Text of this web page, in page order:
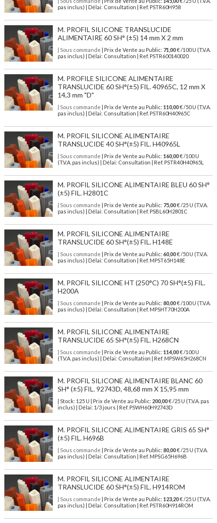
pas inclus) | Délai: Consultation | Ref. PSTR60H958
M. PROFIL SILICONE TRANSLUCIDE
ALIMENTAIRE 60 SH° (±5) 14 mm X 2 mm
| Sous commande | Prix de Vente au Public: 71,00€ /100 U (T.V.A.
pas inclus) | Délai: Consultation | Ref. PSTR600140020
M. PROFILE SILICONE ALIMENTAIRE
TRANSLUCIDE 60 SH°(±5) FIL. 40965C, 12 mm X
14,3 mm "D"
| Sous commande | Prix de Vente au Public: 110,00€ /50 U (T.V.A.
pas inclus) | Délai: Consultation | Ref. PSTR60H40965C
M. PROFIL SILICONE ALIMENTAIRE
TRANSLUCIDE 40 SH°(±5) FIL. H40965L
| Sous commande | Prix de Vente au Public: 160,00€ /100 U
(T.V.A. pas inclus) | Délai: Consultation | Ref. PSTR40H40965L
M. PROFIL SILICONE ALIMENTAIRE BLEU 60 SH°
(±5) FIL. H2801C
| Sous commande | Prix de Vente au Public: 75,00€ /25 U (T.V.A.
pas inclus) | Délai: Consultation | Ref. PSBL60H2801C
M. PROFIL SILICONE ALIMENTAIRE
TRANSLUCIDE 60 SH°(±5) FIL. H148E
| Sous commande | Prix de Vente au Public: 60,00€ /50 U (T.V.A.
pas inclus) | Délai: Consultation | Ref. MPST65H148E
M. PROFIL SILICONE HT (250°C) 70 SH°(±5) FIL.
H200A
| Sous commande | Prix de Vente au Public: 80,00€ /100 U (T.V.A.
pas inclus) | Délai: Consultation | Ref. MPSHT70H200A
M. PROFIL SILICONE ALIMENTAIRE
TRANSLUCIDE 65 SH°(±5) FIL. H268CN
| Sous commande | Prix de Vente au Public: 114,00€ /100 U
(T.V.A. pas inclus) | Délai: Consultation | Ref. MPSW65H268CN
M. PROFIL SILICONE ALIMENTAIRE BLANC 60
SH° (±5) FIL. 92743D, 48,68 mm X 15,95 mm
| Stock: 125 U | Prix de Vente au Public: 200,00€/25 U (T.V.A. pas
inclus)
| Délai: 1/3 jours | Ref. PSWH60H92743D
M. PROFIL SILICONE ALIMENTAIRE GRIS 65 SH°
(±5) FIL. H696B
| Sous commande | Prix de Vente au Public: 80,00€ /25 U (T.V.A.
pas inclus) | Délai: Consultation | Ref. MPSG65H696B
M. PROFIL SILICONE ALIMENTAIRE
TRANSLUCIDE 60 SH°(±5) FIL. H914ROM
| Sous commande | Prix de Vente au Public: 123,20€ /25 U (T.V.A.
pas inclus) | Délai: Consultation | Ref. PSTR60H914ROM